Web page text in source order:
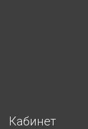
Кабинет